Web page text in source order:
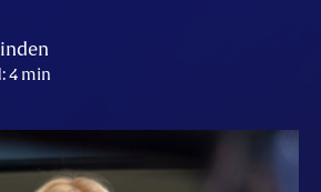
4 min